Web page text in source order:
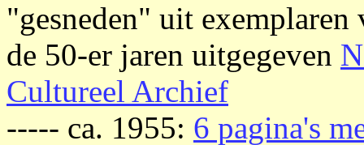
"gesneden" uit
de 50-er jaren uitgegeven
Cultureel Archief
----- ca. 1955: 6 pagina's